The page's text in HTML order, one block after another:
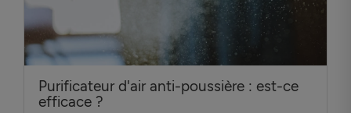
Purificateur d'air anti-poussière : est-ce
efficace ?